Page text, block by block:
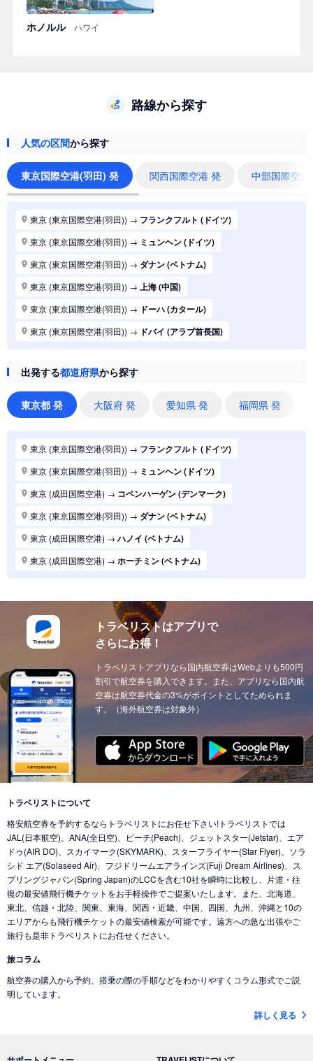
ホノルル ハワイ
路線から探す
人気の区間から探す
東京国際空港(羽田) 発 関西国際空港 発 中部国際空
東京 (東京国際空港(羽田)) → フランクフルト (ドイツ)
東京 (東京国際空港(羽田)) → ミュンヘン (ドイツ)
東京 (東京国際空港(羽田)) → ダナン (ベトナム)
東京 (東京国際空港(羽田)) → 上海 (中国)
東京 (東京国際空港(羽田)) → ドーハ (カタール)
東京 (東京国際空港(羽田)) → ドバイ (アラブ首長国)
東京 (東京国際空港(羽田))→
東京 (東京国際空港(羽田)) シドニー (オーストラリア)
東京 (東京国際空港(羽田))
東京 (東京国際空港(羽田)) パリ (フランス)
東京 (東京国際空港(羽田)) ハノイ (ベトナム)
東京 (東京国際空港(羽田)) マニラ (フィリピン)
東京 (東京国際空港(羽田)) シンガポール (シンガポール)
東京 (東京国際空港(羽田)) ロンドン (イギリス(英国))
東京 (東京国際空港(羽田)) ホーチミン (ベトナム)
東京 (東京国際空港(羽田))→台北 (台湾)
東京 (東京国際空港(羽田))→広州 (中国)
東京 (東京国際空港(羽田))→北京 (中国)
東京 (東京国際空港(羽田)) → サンフランシスコ (アメリカ)
東京 (東京国際空港(羽田))→ニューヨーク (アメリカ)
東京 (東京国際空港(羽田))→クアラルンプール (マレーシア)
東京 (東京国際空港(羽田))→ウィーン (オーストリア)
東京 (東京国際空港(羽田))→バンクーバー (カナダ)
東京 (東京国際空港(羽田)) → シカゴ (アメリカ)
東京 (東京国際空港(羽田))
東京 (東京国際空港(羽田))→ ロサンゼルス (アメリカ)
東京 (東京国際空港(羽田))→ ミネアポリス (アメリカ)
東京 (東京国際空港(羽田))→ トロント (カナダ)
東京 (東京国際空港(羽田))→コナ-ハワイ島 (ハワイ)
出発する都道府県から探す
東京都 発 大阪府 発 愛知県 発 福岡県 発
東京 (東京国際空港(羽田)) → フランクフルト (ドイツ)
東京 (東京国際空港(羽田)) → ミュンヘン (ドイツ)
東京 (成田国際空港) → コペンハーゲン (デンマーク)
東京 (東京国際空港(羽田)) → ダナン (ベトナム)
東京 (成田国際空港) → ハノイ (ベトナム)
東京 (成田国際空港) → ホーチミン (ベトナム)
東京 (東京国際空港(羽田))→ドーハ (カタール)
東京 (成田国際空港) →ドーハ (カタール)
東京 (成田国際空港) →アブダビ (アラブ首長国)
東京 (成田国際空港)→イスタンブール (トルコ)
東京 (成田国際空港)→ウィーン (オーストリア)
東京 (成田国際空港) チューリッヒ (スイス)
東京 (成田国際空港)→カイロ（エジプト） (エジプト)
東京 (成田国際空港) →北京 (中国) 東京 (成田国際空港)→香港 (香港)
東京 (成田国際空港)→デリー (インド)
東京 (東京国際空港(羽田))
東京 (成田国際空港) → ドバイ (アラブ首長国)
東京 (東京国際空港(羽田))→ジャカルタ (インドネシア)
東京 (成田国際空港) → バリ島 (インドネシア)
東京 (成田国際空港) →ナンディ（フィジー） (フィジー)
東京 (成田国際空港) →クアラルンプール (マレーシア)
東京 (成田国際空港)→コタキナバル (マレーシア)
東京 (東京国際空港(羽田))
東京 (成田国際空港)→ヌメア (ニューカレドニア)
トラベリストはアプリで
さらにお得！
トラベリストアプリなら国内航空券はWebよりも500円
割引で航空券を購入できます。また、アプリなら国内航
空券は航空券代金の3%がポイントとしてためられま
す。（海外航空券は対象外）
トラベリストについて
格安航空券を予約するならトラベリストにお任せ下さい!トラベリストでは
JAL(日本航空)、ANA(全日空)、ピーチ(Peach)、ジェットスター(Jetstar)、エア
ドゥ(AIR DO)、スカイマーク(SKYMARK)、スターフライヤー(Star Flyer)、ソラ
シド エア(Solaseed Air)、フジドリームエアラインズ(Fuji Dream Airlines)、ス
プリングジャパン(Spring Japan)のLCCを含む10社を瞬時に比較し、片道・往
復の最安値飛行機チケットをお手軽操作でご提案いたします。また、北海道、
東北、信越・北陸、関東、東海、関西・近畿、中国、四国、九州、沖縄と10の
エリアからも飛行機チケットの最安値検索が可能です。遠方への急な出張やご
旅行も是非トラベリストにお任せください。
旅コラム
航空券の購入から予約、搭乗の際の手順などをわかりやすくコラム形式でご説
明しています。
詳しく見る